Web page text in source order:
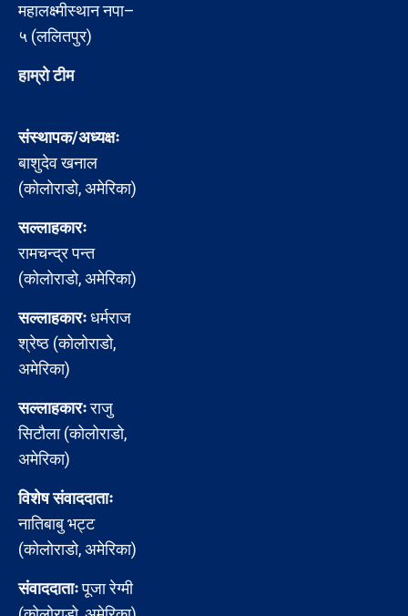
महालक्ष्मीस्थान नपा–
५ (ललितपुर)
हाम्रो टीम
संस्थापक/अध्यक्षः
बाशुदेव खनाल
(कोलोराडो, अमेरिका)
सल्लाहकारः
रामचन्द्र पन्त
(कोलोराडो, अमेरिका)
सल्लाहकारःधर्मराज
श्रेष्ठ (कोलोराडो,
अमेरिका)
सल्लाहकारःराजु
सिटौला (कोलोराडो,
अमेरिका)
विशेष संवाददाताः
नातिबाबु भट्ट
(कोलोराडो, अमेरिका)
संवाददाताःपूजा रेग्मी